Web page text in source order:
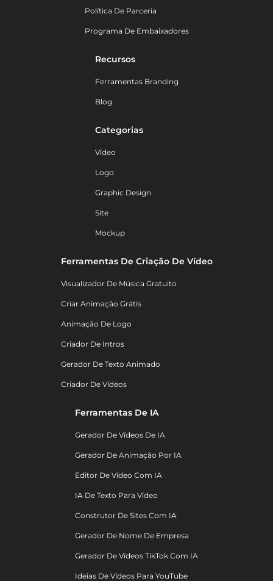
Política De Parceria
Programa De Embaixadores
Recursos
Ferramentas Branding
Blog
Categorias
Vídeo
Logo
Graphic Design
Site
Mockup
Ferramentas De Criação De Vídeo
Visualizador De Música Gratuito
Criar Animação Grátis
Animação De Logo
Criador De Intros
Gerador De Texto Animado
Criador De Vídeos
Ferramentas De IA
Gerador De Vídeos De IA
Gerador De Animação Por IA
Editor De Vídeo Com IA
IA De Texto Para Vídeo
Construtor De Sites Com IA
Gerador De Nome De Empresa
Gerador De Vídeos TikTok Com IA
Ideias De Vídeos Para YouTube